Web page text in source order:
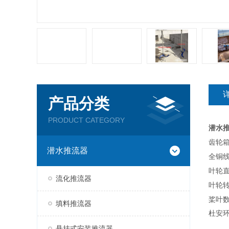
产品分类
PRODUCT CATEGORY
潜水推流器
流化推流器
填料推流器
潜水
齿轮
全铜
叶轮
叶轮
桨叶
杜安